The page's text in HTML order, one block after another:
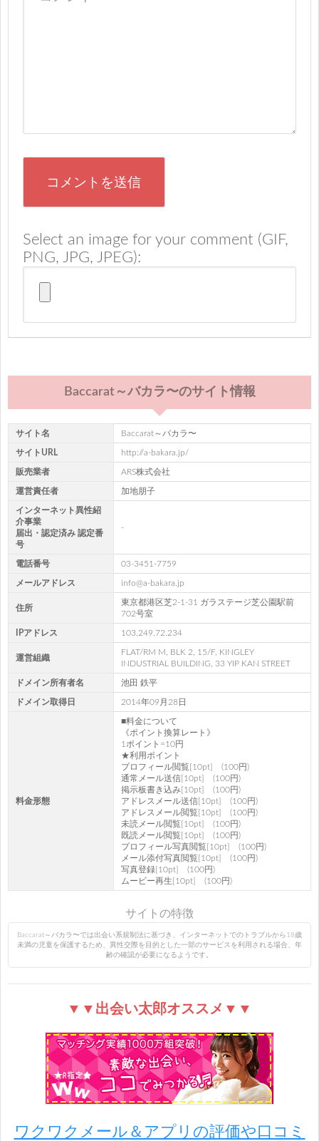
Select an image for your comment (GIF,
PNG, JPG, JPEG):
Baccarat～バカラ〜のサイト情報
サイト名 Baccarat～バカラ〜
サイトURL http://a-bakara.jp/
販売業者 ARS株式会社
運営責任者 加地朋子
インターネット異性紹
介事業
届出・認定済み 認定番
号
-
電話番号 03-3451-7759
メールアドレス info@a-bakara.jp
住所
東京都港区芝2-1-31 ガラステージ芝公園駅前
702号室
IPアドレス 103.249.72.234
運営組織
FLAT/RM M, BLK 2, 15/F, KINGLEY
INDUSTRIAL BUILDING, 33 YIP KAN STREET
ドメイン所有者名 池田 鉄平
ドメイン取得日 2014年09月28日
料金形態
■料金について
《ポイント換算レート》
1ポイント=10円
★利用ポイント
プロフィール閲覧[10pt] (100円)
通常メール送信[10pt] (100円)
掲示板書き込み[10pt] (100円)
アドレスメール送信[10pt] (100円)
アドレスメール閲覧[10pt] (100円)
未読メール閲覧[10pt] (100円)
既読メール閲覧[10pt] (100円)
プロフィール写真閲覧[10pt] (100円)
メール添付写真閲覧[10pt] (100円)
写真登録[10pt] (100円)
ムービー再生[10pt] (100円)
サイトの特徴
Baccarat～バカラ〜では出会い系規制法に基づき、インターネットでのトラブルから18歳
未満の児童を保護するため、異性交際を目的とした一部のサービスを利用される場合、年
齢の確認が必要になるようです。
▼▼出会い太郎オススメ▼▼
ワクワクメール＆アプリの評価や口コミ